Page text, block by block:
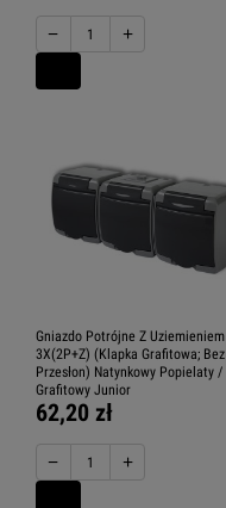
− +
Gniazdo Potrójne Z Uziemieniem
3X(2P+Z) (Klapka Grafitowa; Bez
Przesłon) Natynkowy Popielaty /
Grafitowy Junior
62,20 zł
− +